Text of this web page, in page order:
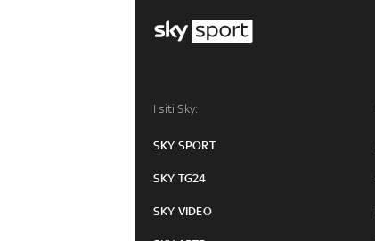
I siti Sky:
SKY SPORT
SKY TG24
SKY VIDEO